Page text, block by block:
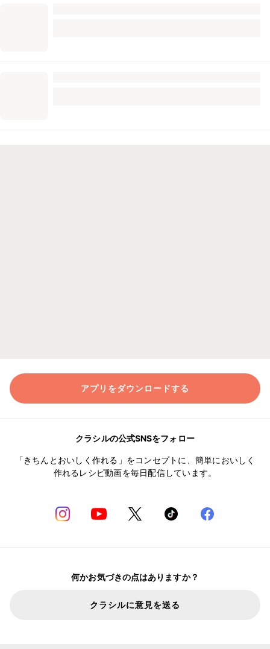
アプリをダウンロードする
クラシルの公式SNSをフォロー
「きちんとおいしく作れる」をコンセプトに、簡単においしく
作れるレシピ動画を毎日配信しています。
何かお気づきの点はありますか？
クラシルに意見を送る